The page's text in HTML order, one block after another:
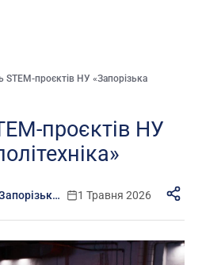
STEM-проєктів НУ «Запорізька
проєктів НУ
Іміджевий центр НУ «Запорізька політехніка» 1 Травня 2026